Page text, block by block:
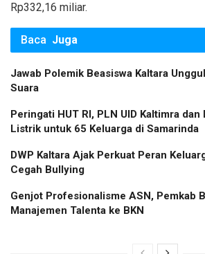
Rp332,16 miliar.
Baca Juga
Jawab Polemik Beasiswa Kaltara
Suara
Peringati HUT RI, PLN UID Kaltimra dan
Listrik untuk 65 Keluarga di Samarinda
DWP Kaltara Ajak Perkuat Peran
Cegah Bullying
Genjot Profesionalisme ASN, Pemkab
Manajemen Talenta ke BKN